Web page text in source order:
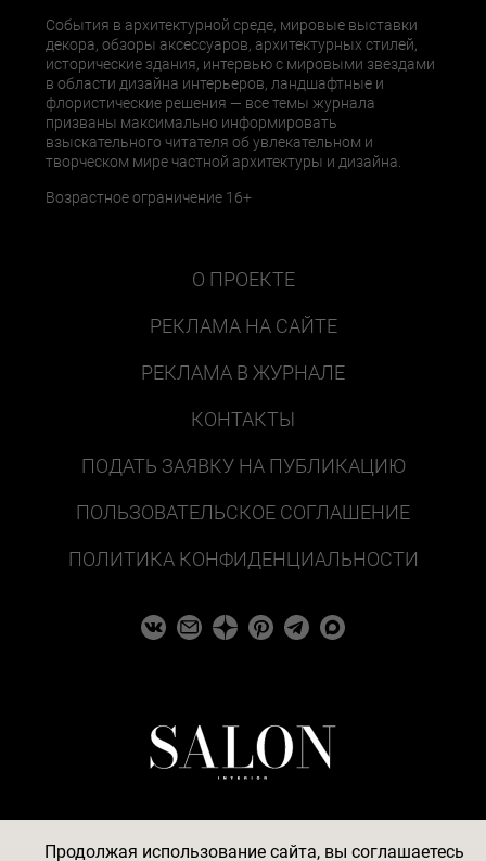
События в архитектурной среде, мировые выставки
декора, обзоры аксессуаров, архитектурных стилей,
исторические здания, интервью с мировыми звездами
в области дизайна интерьеров, ландшафтные и
флористические решения — все темы журнала
призваны максимально информировать
взыскательного читателя об увлекательном и
творческом мире частной архитектуры и дизайна.
Возрастное ограничение 16+
О ПРОЕКТЕ
РЕКЛАМА НА САЙТЕ
РЕКЛАМА В ЖУРНАЛЕ
КОНТАКТЫ
ПОДАТЬ ЗАЯВКУ НА ПУБЛИКАЦИЮ
ПОЛЬЗОВАТЕЛЬСКОЕ СОГЛАШЕНИЕ
ПОЛИТИКА КОНФИДЕНЦИАЛЬНОСТИ
Продолжая использование сайта, вы соглашаетесь